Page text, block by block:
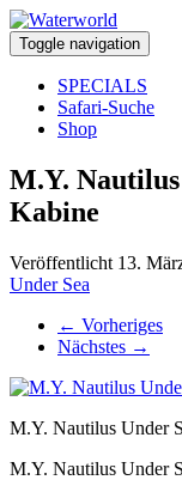
Toggle navigation
SPECIALS
Safari-Suche
Shop
M.Y.
Kabine
Veröffentlicht 13.
Under Sea
← Vorheriges
Nächstes →
M.Y. Nautilus Under
M.Y. Nautilus Under